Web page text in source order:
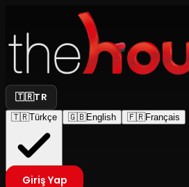
🇹🇷TR
🇹🇷Türkçe 🇬🇧English 🇫🇷Français
Giriş Yap